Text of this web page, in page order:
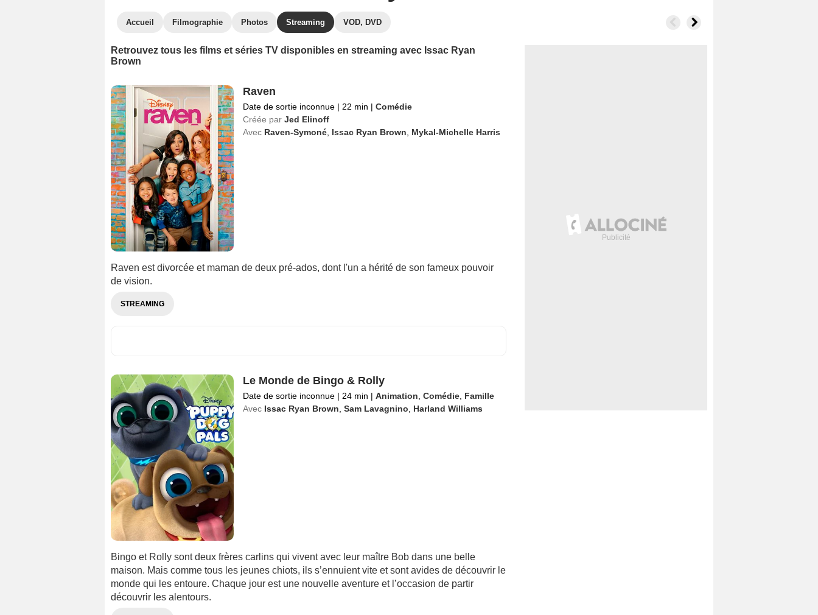
Accueil Filmographie Photos Streaming VOD, DVD
Retrouvez tous les films et séries TV disponibles en streaming avec Issac Ryan
Brown
Raven
Date de sortie inconnue | 22 min | Comédie
Créée par Jed Elinoff
Avec Raven-Symoné, Issac Ryan Brown Mykal-Michelle Harris
Raven est divorcée et maman de deux pré-ados, dont l'un a hérité de son fameux pouvoir
de vision.
STREAMING
Le Monde de Bingo & Rolly
Date de sortie inconnue | 24 min | Animation Comédie, Famille
Avec Issac Ryan Brown Sam Lavagnino Harland Williams
Bingo et Rolly sont deux frères carlins qui vivent avec leur maître Bob dans une belle
maison. Mais comme tous les jeunes chiots, ils s’ennuient vite et sont avides de découvrir le
monde qui les entoure. Chaque jour est une nouvelle aventure et l’occasion de partir
découvrir les alentours.